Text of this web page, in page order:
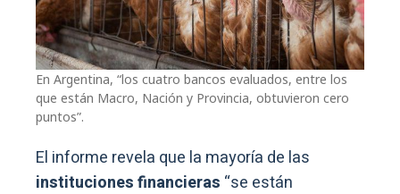
En Argentina, “los cuatro bancos evaluados, entre los
que están Macro, Nación y Provincia, obtuvieron cero
puntos”.
El informe revela que la mayoría de las
instituciones financieras “se están